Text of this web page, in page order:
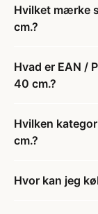
Hvilket mærke
cm.?
Hvad er EAN /
40 cm.?
Hvilken
cm.?
Hvor kan jeg